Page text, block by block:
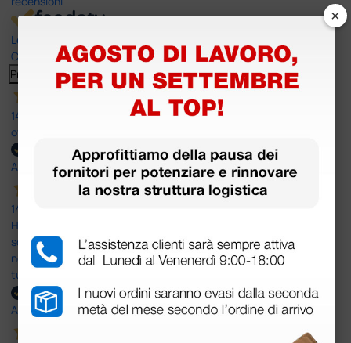
Le nostre recensioni a 4 e 5 stelle.
Clicca qui per leggerle tutte >
Precedente Successivo
14 Luglio 2026
ottima
Acquirente verificato
14 Luglio 2026
Ho acquistato un ecografo da Doctor Shop e sono rimasto molto
soddisfatto dell'esperienza. Apparecchiatura di qualità, consegna
nei tempi previsti e un servizio clienti disponibile che ha risposto a
tutti i miei dubbi prima dell'acquisto. Consigliato
Acquirente verificato
×